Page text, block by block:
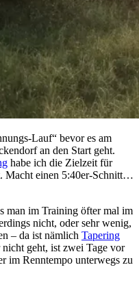
Lauf“ bevor es am
an den Start geht.
habe ich die Zielzeit für
Macht einen 5:40er-Schnitt…
man im Training öfter mal im
nicht, oder sehr wenig,
– da ist nämlich Tapering
nicht geht, ist zwei Tage vor
im Renntempo unterwegs zu